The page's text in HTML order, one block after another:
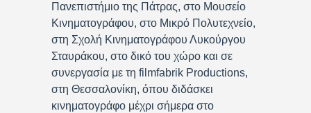
Πανεπιστήμιο της Πάτρας, στο Μουσείο
Κινηματογράφου, στο Μικρό Πολυτεχνείο,
στη Σχολή Κινηματογράφου Λυκούργου
Σταυράκου, στο δικό του χώρο και σε
συνεργασία με τη filmfabrik Productions,
στη Θεσσαλονίκη, όπου διδάσκει
κινηματογράφο μέχρι σήμερα στο